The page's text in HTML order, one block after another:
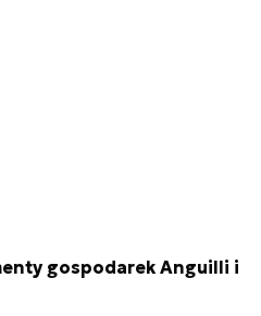
gospodarek Anguilli i